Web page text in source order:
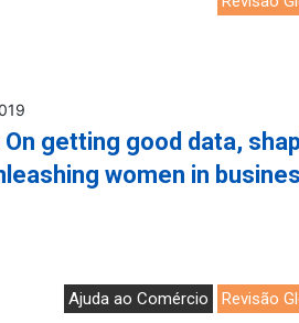
On getting good data,
women in
Ajuda ao Comércio Revisão